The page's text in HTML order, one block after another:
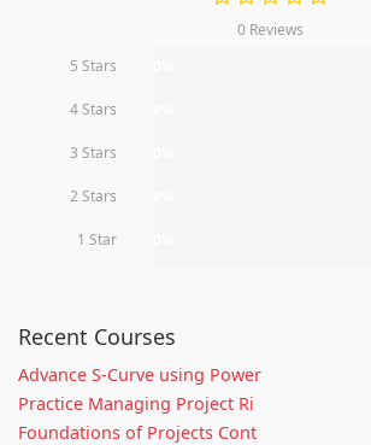
0 Reviews
5 Stars
4 Stars
3 Stars
2 Stars
1 Star
Recent Courses
Advance S-Curve using Power
Practice Managing Project Ri
Foundations of Projects Cont